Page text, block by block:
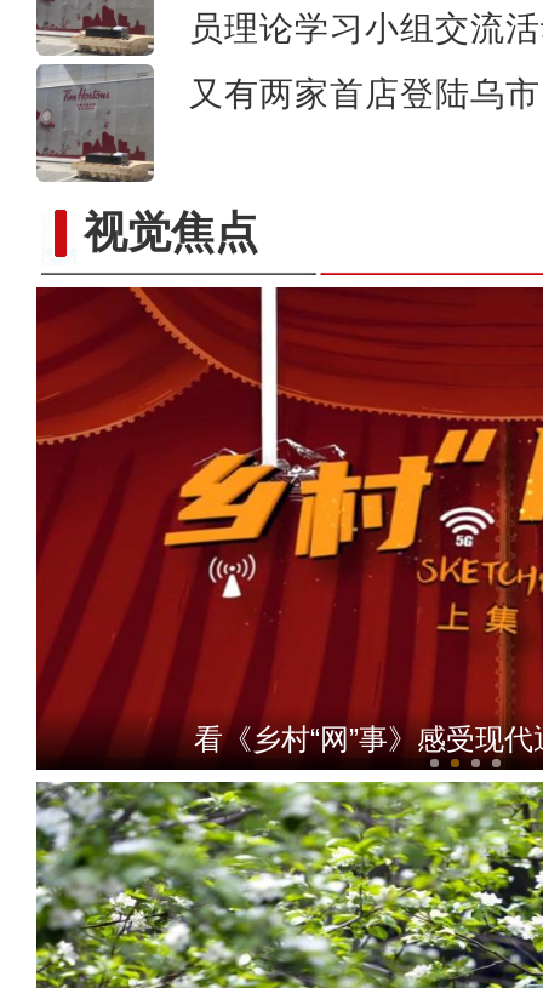
员理论学习小组交流
又有两家首店登陆乌
视觉焦点看《乡村“网”事》感受现
看《乡村“网”事》感受现